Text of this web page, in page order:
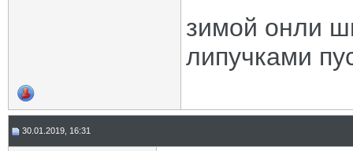
зимой онли
липучками
30.01.2019, 16:31